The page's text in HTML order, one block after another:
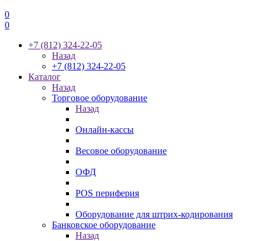
0
0
+7 (812) 324-22-05
Назад
+7 (812) 324-22-05
Каталог
Назад
Торговое оборудование
Назад
Онлайн-кассы
Весовое оборудование
ОФД
POS периферия
Оборудование для штрих-кодирования
Банковское оборудование
Назад